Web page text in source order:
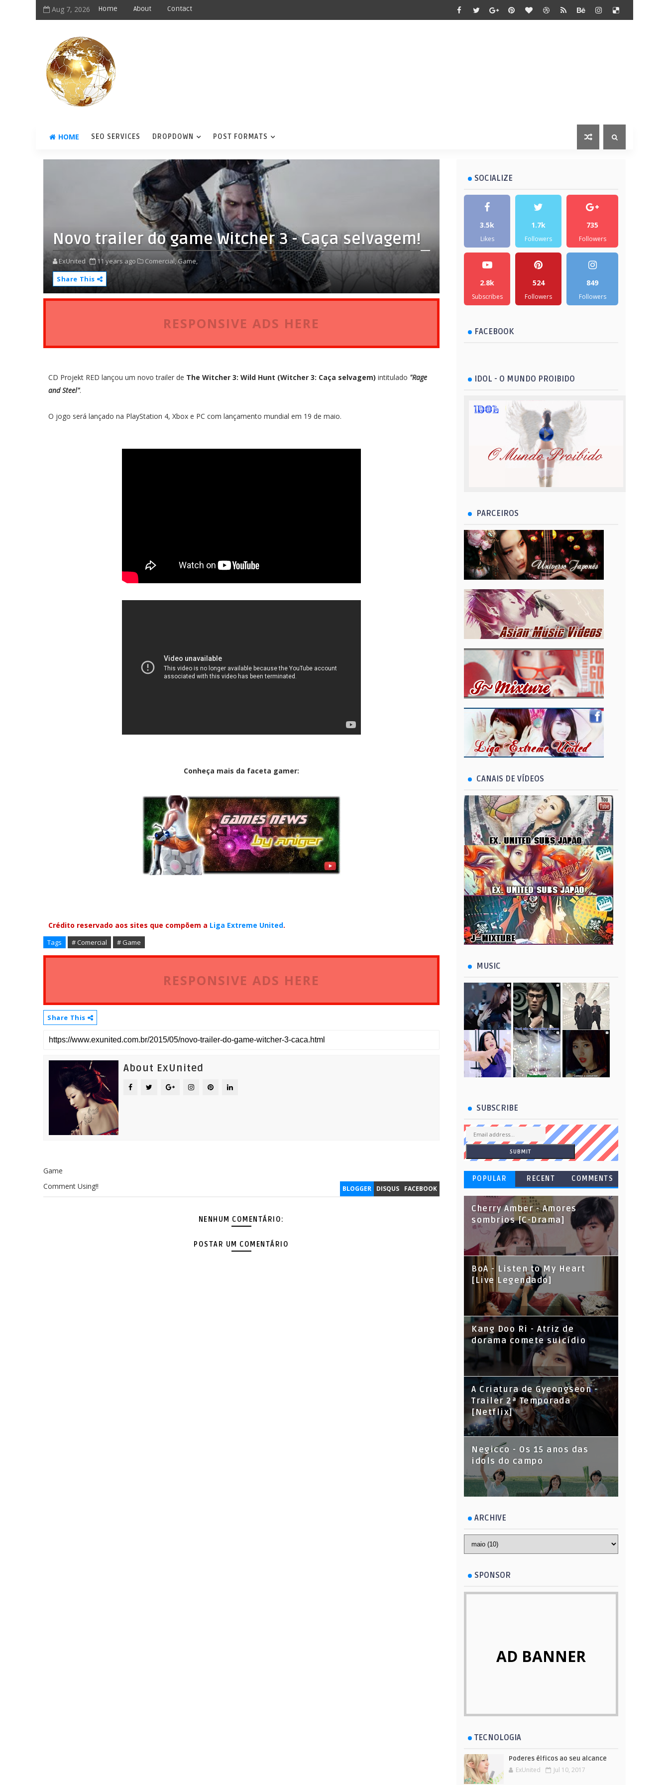
Aug 7, 2026 Home About Contact
HOME SEO SERVICES DROPDOWN POST FORMATS
Novo trailer do game Witcher 3 - Caça selvagem!
ExUnited 11 years ago Comercial,Game,
Share This
RESPONSIVE ADS HERE
CD Projekt RED lançou um novo trailer de The Witcher 3: Wild Hunt (Witcher 3: Caça selvagem) intitulado "Rage
and Steel".
O jogo será lançado na PlayStation 4, Xbox e PC com lançamento mundial em 19 de maio.
Conheça mais da faceta gamer:
Crédito reservado aos sites que compõem a Liga Extreme United.
Tags # Comercial # Game
RESPONSIVE ADS HERE
Share This
About ExUnited
Game
BLOGGER DISQUS FACEBOOK
Comment Using!!
NENHUM COMENTÁRIO:
POSTAR UM COMENTÁRIO
SOCIALIZE
3.5k
Likes
1.7k
Followers
735
Followers
2.8k
Subscribes
524
Followers
849
Followers
FACEBOOK
IDOL - O MUNDO PROIBIDO
PARCEIROS
CANAIS DE VÍDEOS
MUSIC
SUBSCRIBE
POPULAR RECENT COMMENTS
Cherry Amber - Amores
sombrios [C-Drama]
BoA - Listen to My Heart
[Live Legendado]
Kang Doo Ri - Atriz de
dorama comete suicídio
A Criatura de Gyeongseon -
Trailer 2ª Temporada
[Netflix]
Negicco - Os 15 anos das
idols do campo
ARCHIVE
SPONSOR
AD BANNER
TECNOLOGIA
Poderes élficos ao seu alcance
ExUnited Jul 10, 2017